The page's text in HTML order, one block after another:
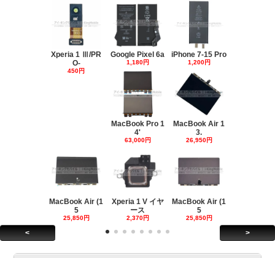
Xperia 1 Ⅲ/PR
O-
450円
Google Pixel 6a
1,180円
iPhone 7-15 Pro
1,200円
MacBook Pro 1
4'
63,000円
MacBook Air 1
3.
26,950円
MacBook Air (1
5
25,850円
Xperia 1 V イヤ
ース
2,370円
MacBook Air (1
5
25,850円
< >